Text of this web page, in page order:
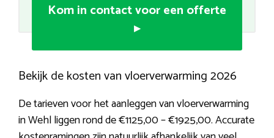
Kom in contact voor een offerte
▸
Bekijk de kosten van vloerverwarming 2026
De tarieven voor het aanleggen van vloerverwarming
in Wehl liggen rond de €1125,00 – €1925,00. Accurate